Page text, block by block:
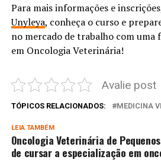
Para mais informações e
Unyleya, conheça o curso e
no mercado de trabalho com uma
em Oncologia Veterinária!
Avalie post
TÓPICOS RELACIONADOS: MEDICINA
LEIA TAMBÉM
Oncologia Veterinária de
de cursar a especialização em